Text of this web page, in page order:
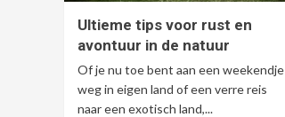
Ultieme tips voor rust en
avontuur in de natuur
Of je nu toe bent aan een weekendje
weg in eigen land of een verre reis
naar een exotisch land,...